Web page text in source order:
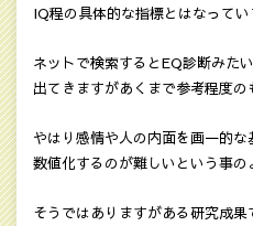
IQ程の具体的な指標とはなってい
ネットで検索するとEQ診断みた
出てきますがあくまで参考程度の
やはり感情や人の内面を画一的な
数値化するのが難しいという事の
そうではありますがある研究成果